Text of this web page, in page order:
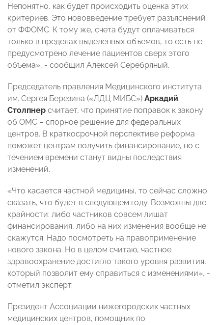
Непонятно, как будет происходить оценка этих
критериев. Это нововведение требует разъяснений
от ФФОМС. К тому же, счета будут оплачиваться
только в пределах выделенных объемов, то есть не
предусмотрено лечение пациентов сверх этого
объема», - сообщил Алексей Серебряный.
Председатель правления Медицинского института
им. Сергея Березина («ЛДЦ МИБС») Аркадий
Столпнер считает, что принятие поправок к закону
об ОМС – спорное решение для федеральных
центров. В краткосрочной перспективе реформа
поможет центрам получить финансирование, но с
течением времени станут видны последствия
изменений.
«Что касается частной медицины, то сейчас сложно
сказать, что будет в следующем году. Возможны две
крайности: либо частников совсем лишат
финансирования, либо на них изменения вообще не
скажутся. Надо посмотреть на правоприменение
нового закона. Но в целом считаю, частное
здравоохранение достигло такого уровня развития,
который позволит ему справиться с изменениями», -
отметил эксперт.
Президент Ассоциации нижегородских частных
медицинских центров, помощник по